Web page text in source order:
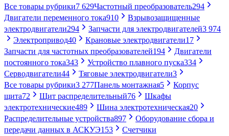
Все товары рубрики7 629Частотный преобразователь294
Двигатели переменного тока910
Взрывозащищенные
электродвигатели294 Запчасти для электродвигателей3 974
Электропривод40 Крановые электродвигатели17
Запчасти для частотных преобразователей194
Двигатели
постоянного тока343 Устройство плавного пуска334
Серводвигатели44 Тяговые электродвигатели3
Все товары рубрики3 277Панель монтажная5
Корпус
щита72 Щит распределительный76
Шкафы
электротехнические489 Шина электротехническая20
Распределительные устройства897
Оборудование сбора и
передачи данных в АСКУЭ153
Счетчики